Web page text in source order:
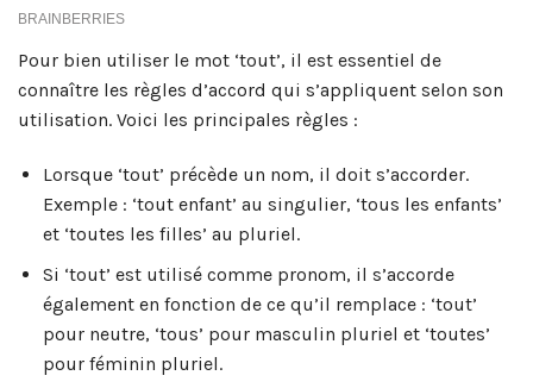
Pour bien utiliser le mot ‘tout’, il est essentiel de
connaître les règles d’accord qui s’appliquent selon son
utilisation. Voici les principales règles :
Lorsque ‘tout’ précède un nom, il doit s’accorder.
Exemple : ‘tout enfant’ au singulier, ‘tous les enfants’
et ‘toutes les filles’ au pluriel.
Si ‘tout’ est utilisé comme pronom, il s’accorde
également en fonction de ce qu’il remplace : ‘tout’
pour neutre, ‘tous’ pour masculin pluriel et ‘toutes’
pour féminin pluriel.